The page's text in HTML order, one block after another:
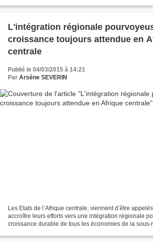
L'intégration régionale
croissance toujours attendue en
centrale
Publié le 04/03/2015 à 14:21
Par Arsène SEVERIN
Les Etats de l’Afrique centrale, viennent d’être
accroître leurs efforts vers une intégration régionale
croissance durable de tous les économies de la sous-